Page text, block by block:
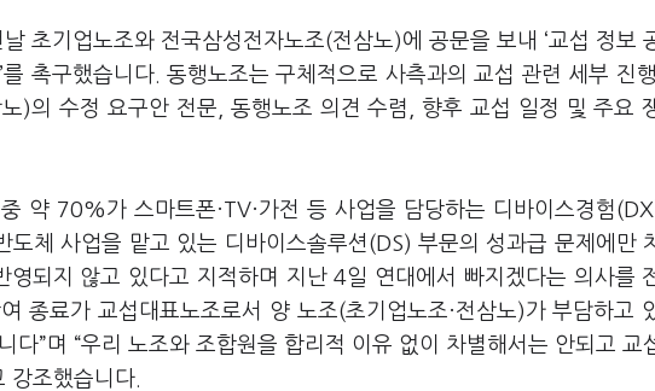
초기업노조와 전국삼성전자노조(전삼노)에 공문을 보내 ‘교섭 정보
’를 촉구했습니다.동행노조는 구체적으로 사측과의 교섭 관련 세부 진
)의 수정 요구안 전문 동행노조 의견 수렴 ,향후 교섭 일정 및 주요
약 70%가 스마트폰·TV·가전 등 사업을 담당하는 디바이스경험
도체 사업을 맡고 있는 디바이스솔루션 (DS) 부문의 성과급 문제에만
영되지 않고 있다고 지적하며 지난4일 연대에서 빠지겠다는 의사를
종료가 교섭대표노조로서 양 노조(초기업노조·전삼노)가 부담하고
다”며 “우리 노조와 조합원을 합리적 이유 없이 차별해서는 안되고 교
강조했습니다